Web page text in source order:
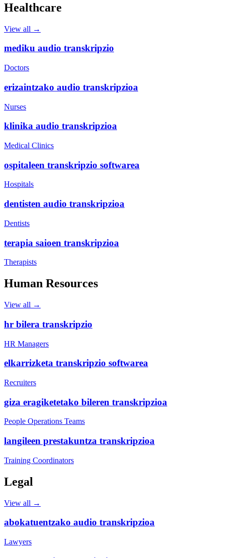
Healthcare
View all →
mediku audio transkripzio
Doctors
erizaintzako audio transkripzioa
Nurses
klinika audio transkripzioa
Medical Clinics
ospitaleen transkripzio softwarea
Hospitals
dentisten audio transkripzioa
Dentists
terapia saioen transkripzioa
Therapists
Human Resources
View all →
hr bilera transkripzio
HR Managers
elkarrizketa transkripzio softwarea
Recruiters
giza eragiketetako bileren transkripzioa
People Operations Teams
langileen prestakuntza transkripzioa
Training Coordinators
Legal
View all →
abokatuentzako audio transkripzioa
Lawyers